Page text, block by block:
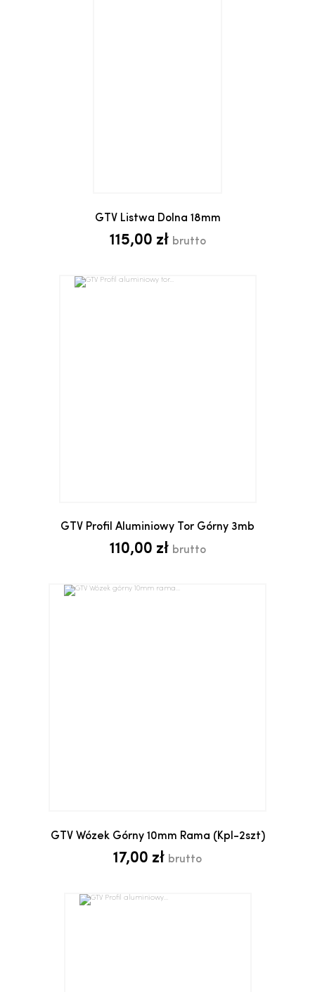
GTV Listwa Dolna 18mm
115,00 zł brutto
GTV Profil Aluminiowy Tor Górny 3mb
110,00 zł brutto
GTV Wózek Górny 10mm Rama (kpl-2szt)
17,00 zł brutto